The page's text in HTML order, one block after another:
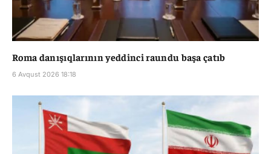
Roma danışıqlarının yeddinci raundu başa çatıb
6 Avqust 2026 18:18